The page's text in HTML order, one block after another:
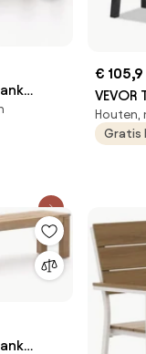
|
€ 105,9
Houten,
Gratis